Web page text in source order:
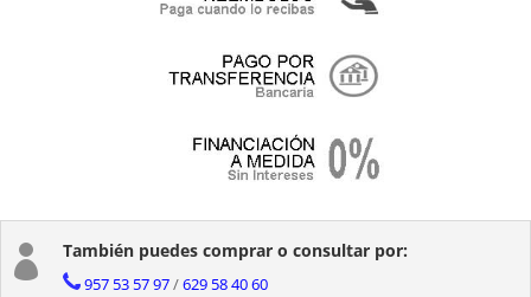
 También puedes comprar o consultar por:
957 53 57 97/629 58 40 60